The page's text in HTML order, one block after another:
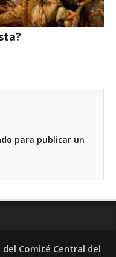
para publicar un
del Comité Central del